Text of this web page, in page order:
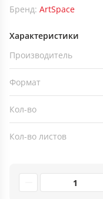
Бренд: ArtSpace
Характеристики
Производитель
Формат
Кол-во
Кол-во листов